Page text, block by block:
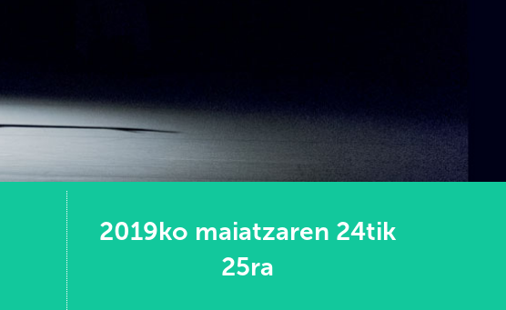
2019ko maiatzaren 24tik
25ra